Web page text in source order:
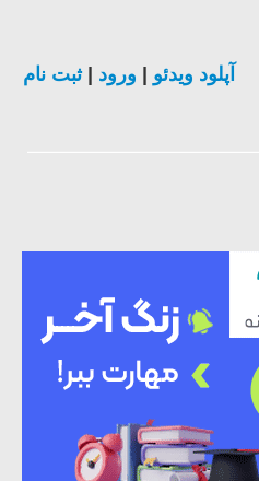
آپلود ویدئو ورود |ثبت نام